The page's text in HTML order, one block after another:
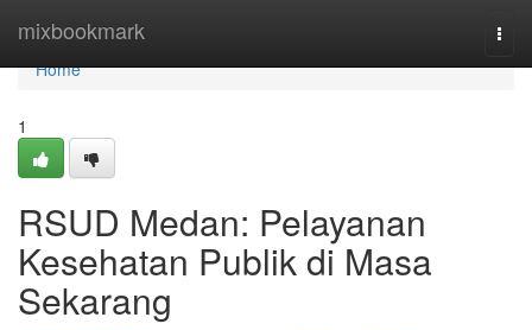
mixbookmark
Home
Home
1
RSUD Medan: Pelayanan
Kesehatan Publik di Masa
Sekarang